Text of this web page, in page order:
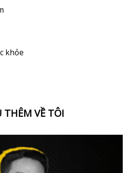
khỏe
THÊM VỀ TÔI